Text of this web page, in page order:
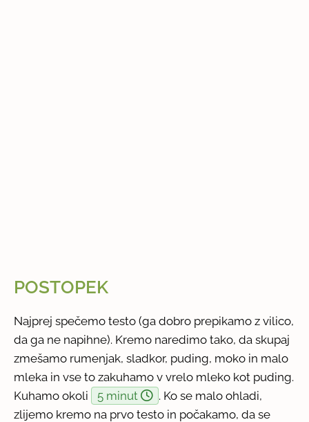
POSTOPEK
Najprej spečemo testo (ga dobro prepikamo z vilico,
da ga ne napihne). Kremo naredimo tako, da skupaj
zmešamo rumenjak, sladkor, puding, moko in malo
mleka in vse to zakuhamo v vrelo mleko kot puding.
Kuhamo okoli
5 minut
. Ko se malo ohladi,
zlijemo kremo na prvo testo in počakamo, da se